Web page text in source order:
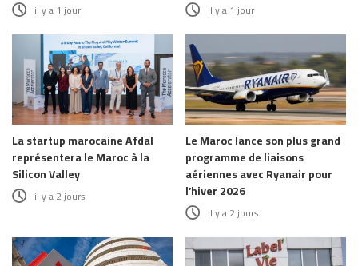
il y a 1 jour il y a 1 jour
La startup marocaine Afdal
représentera le Maroc à la
Silicon Valley
il y a 2 jours
Le Maroc lance son plus grand
programme de liaisons
aériennes avec Ryanair pour
l’hiver 2026
il y a 2 jours